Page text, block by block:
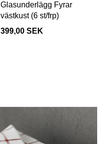
Glasunderlägg Fyrar
västkust (6 st/frp)
399,00 SEK